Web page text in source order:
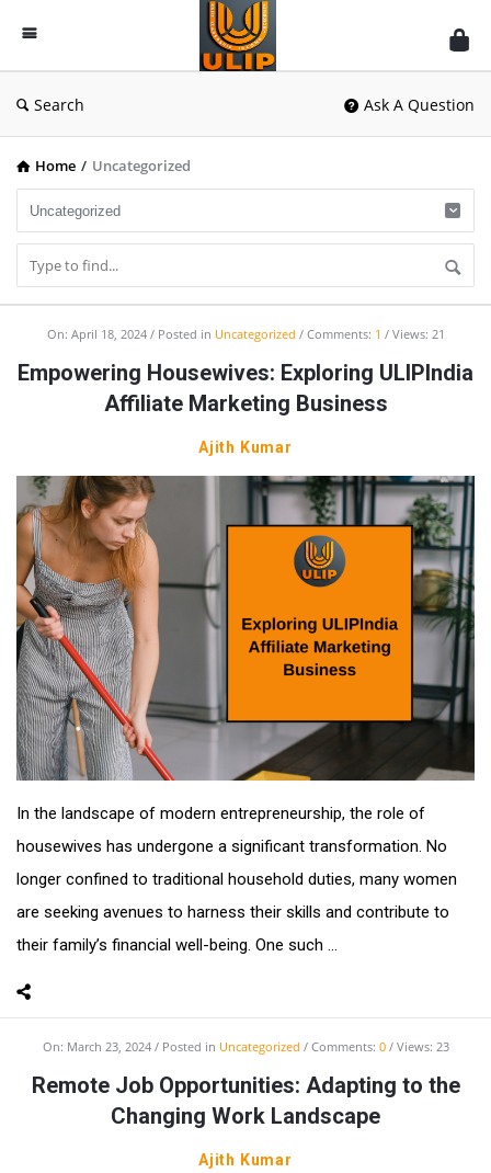
UlipIndia
Discussion
Forum
Search Ask A Question
Home / Uncategorized
UlipIndia
Discussion
Articles
On: April 18, 2024 Posted in Uncategorized Comments: 1 Views: 21
Empowering Housewives: Exploring ULIPIndia
Affiliate Marketing Business
Ajith Kumar
In the landscape of modern entrepreneurship, the role of
housewives has undergone a significant transformation. No
longer confined to traditional household duties, many women
are seeking avenues to harness their skills and contribute to
their family’s financial well-being. One such ...
On: March 23, 2024 Posted in Uncategorized Comments: 0 Views: 23
Remote Job Opportunities: Adapting to the
Changing Work Landscape
Ajith Kumar